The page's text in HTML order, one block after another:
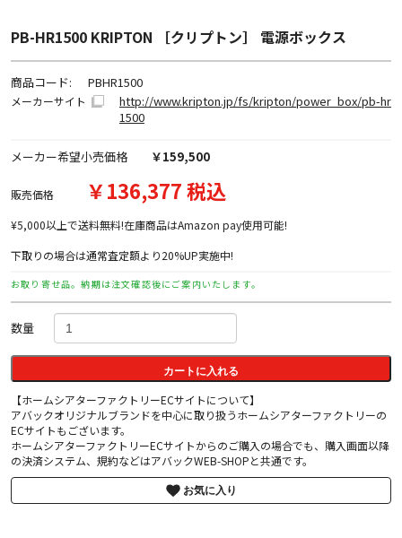
PB-HR1500 KRIPTON ［クリプトン］ 電源ボックス
商品コード: PBHR1500
メーカーサイト
http://www.kripton.jp/fs/kripton/power_box/pb-hr
1500
メーカー希望小売価格 ￥159,500
販売価格 ￥136,377 税込
¥5,000以上で送料無料!在庫商品はAmazon pay使用可能!
下取りの場合は通常査定額より20%UP実施中!
お取り寄せ品。納期は注文確認後にご案内いたします。
数量
カートに入れる
【ホームシアターファクトリーECサイトについて】
アバックオリジナルブランドを中心に取り扱うホームシアターファクトリーの
ECサイトもございます。
ホームシアターファクトリーECサイトからのご購入の場合でも、購入画面以降
の決済システム、規約などはアバックWEB-SHOPと共通です。
お気に入り